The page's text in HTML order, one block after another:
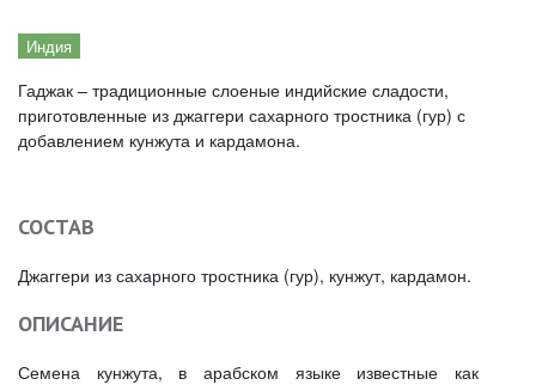
Индия
Гаджак – традиционные слоеные индийские сладости,
приготовленные из джаггери сахарного тростника (гур) с
добавлением кунжута и кардамона.
СОСТАВ
Джаггери из сахарного тростника (гур), кунжут, кардамон.
ОПИСАНИЕ
Семена кунжута, в арабском языке известные как